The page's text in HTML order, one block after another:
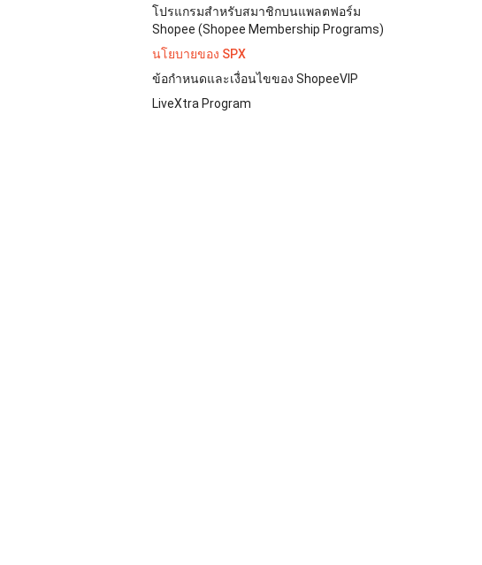
โปรแกรมสำหรับสมาชิกบนแพลตฟอร์ม
Shopee (Shopee Membership Programs)
นโยบายของ SPX
ข้อกำหนดและเงื่อนไขของ ShopeeVIP
LiveXtra Program